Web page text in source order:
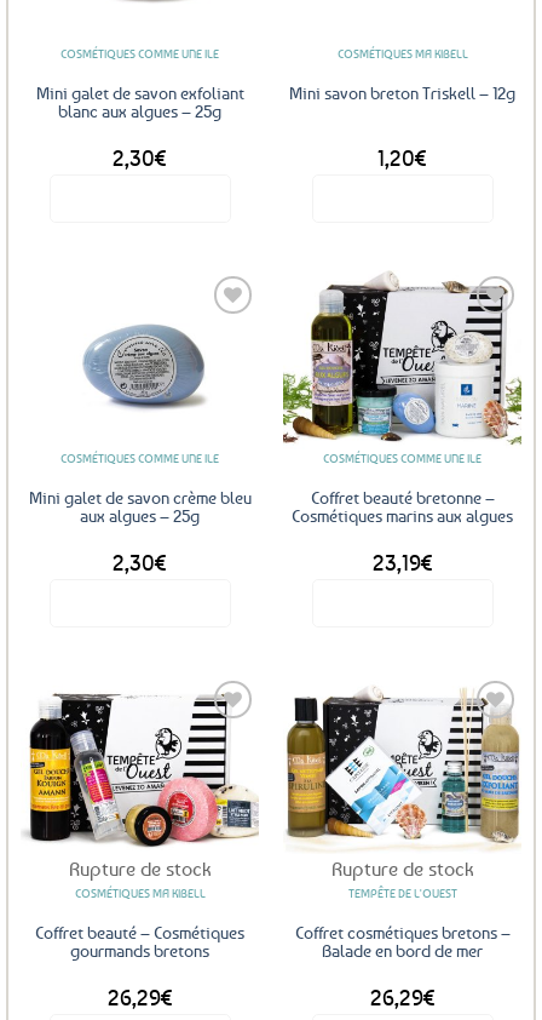
COSMÉTIQUES COMME UNE ILE
Mini galet de savon exfoliant
blanc aux algues – 25g
2,30€
COSMÉTIQUES MA KIBELL
Mini savon breton Triskell – 12g
1,20€
plusieurs
variations.
options
peuvent
être
choisies
la
Ajouter
favoris
COSMÉTIQUES COMME UNE ILE
Mini galet de savon crème bleu
aux algues – 25g
2,30€
Ajouter
aux
favoris
COSMÉTIQUES COMME UNE ILE
Coffret beauté bretonne –
Cosmétiques marins aux algues
23,19€
Ajouter
aux
favoris
Rupture de stock
COSMÉTIQUES MA KIBELL
Coffret beauté – Cosmétiques
gourmands bretons
26,29€
Ajouter
aux
favoris
Rupture de stock
TEMPÊTE DE L'OUEST
Coffret cosmétiques bretons –
Balade en bord de mer
26,29€